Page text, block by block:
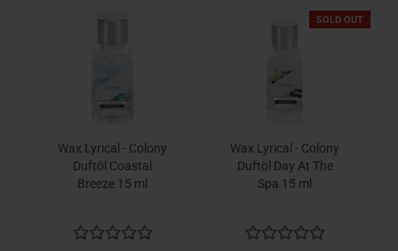
Wax Lyrical - Colony
Duftöl Coastal
Breeze 15 ml
SOLD OUT
Wax Lyrical - Colony
Duftöl Day At The
Spa 15 ml